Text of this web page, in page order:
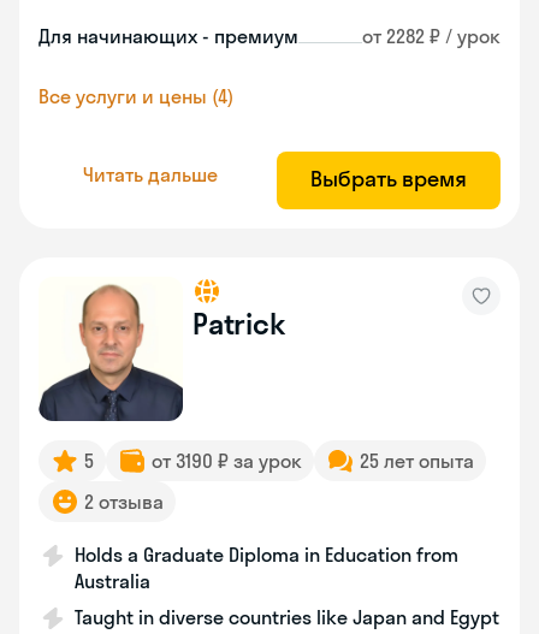
Для начинающих - премиум от 2282 ₽ / урок
Все услуги и цены (4)
Читать дальше Выбрать время
Patrick
5 от 3190 ₽ за урок
25 лет опыта
2 отзыва
Holds a Graduate Diploma in Education from
Australia
Taught in diverse countries like Japan and Egypt